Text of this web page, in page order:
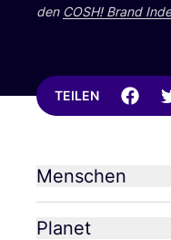
den COSH! Brand
TEILEN
Menschen
Planet